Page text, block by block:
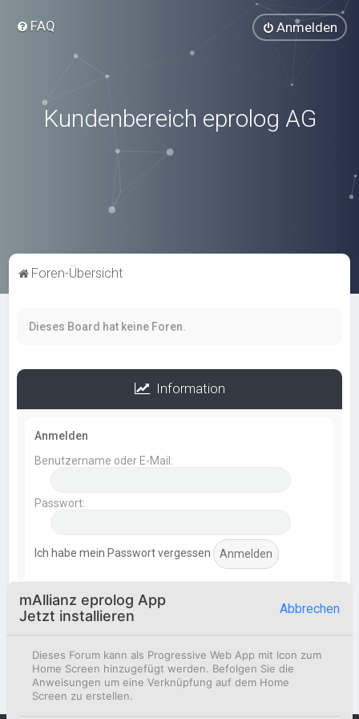
FAQ Anmelden
Kundenbereich eprolog AG
Foren-Übersicht
Dieses Board hat keine Foren.
Information
Anmelden
Benutzername oder E-Mail:
Passwort:
Ich habe mein Passwort vergessen
Statistik
Beiträge insgesamt
Korbinian Eismann
mAllianz eprolog App
Jetzt installieren
Abbrechen
Dieses Forum kann als Progressive Web App mit Icon zum
Home Screen hinzugefügt werden. Befolgen Sie die
Anweisungen um eine Verknüpfung auf dem Home
Screen zu erstellen.